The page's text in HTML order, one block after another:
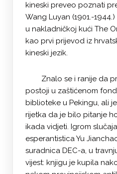
kineski preveo poznati
Wang Luyan (1901.-
u nakladničkoj kući The
kao prvi prijevod iz
kineski jezik.
Znalo se i ranije da
postoji u zaštićenom
biblioteke u Pekingu, ali
rijetka da je bilo pitanje
ikada vidjeti. Igrom
esperantistica Yu
suradnica DEC-a, u
vijest: knjigu je kupila